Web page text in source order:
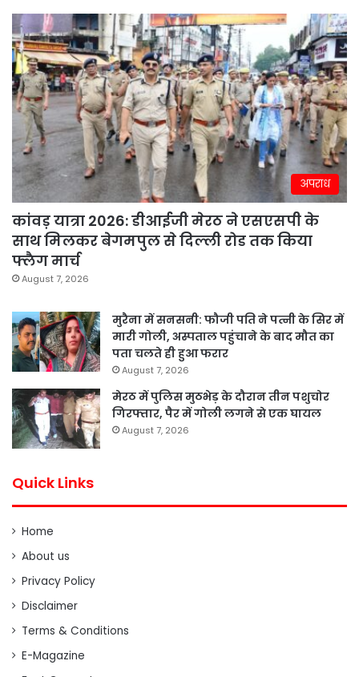
अपराध
कांवड़ यात्रा 2026: डीआईजी मेरठ ने एसएसपी के
साथ मिलकर बेगमपुल से दिल्ली रोड तक किया
फ्लैग मार्च
August 7, 2026
मुरैना में सनसनी: फौजी पति ने पत्नी के सिर में
मारी गोली, अस्पताल पहुंचाने के बाद मौत का
पता चलते ही हुआ फरार
August 7, 2026
मेरठ में पुलिस मुठभेड़ के दौरान तीन पशुचोर
गिरफ्तार, पैर में गोली लगने से एक घायल
August 7, 2026
Quick Links
Home
About us
Privacy Policy
Disclaimer
Terms & Conditions
E-Magazine